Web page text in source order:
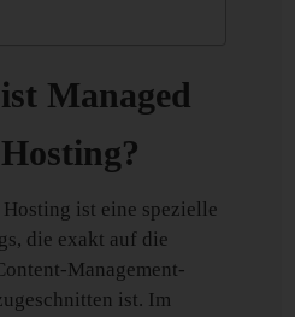
Managed
ist eine spezielle
die exakt auf die
Management-
ist. Im